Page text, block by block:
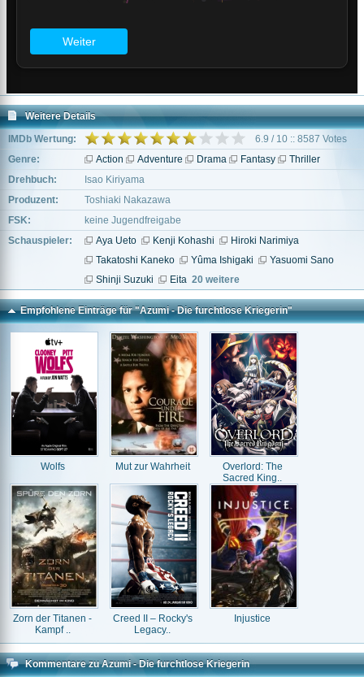
Weitere Details
IMDb Wertung:
6.9 / 10 :: 8587 Votes
Genre:
Action Adventure Drama Fantasy
Thriller
Drehbuch:
Isao Kiriyama
Produzent:
Toshiaki Nakazawa
FSK:
keine Jugendfreigabe
Schauspieler:
Aya Ueto Kenji Kohashi
Hiroki Narimiya
Takatoshi Kaneko
Yûma Ishigaki
Yasuomi Sano
Shinji Suzuki
Eita 20 weitere
Empfohlene Einträge für "Azumi - Die furchtlose Kriegerin"
Wolfs Mut zur Wahrheit
Overlord: The
Sacred King..
Zorn der Titanen -
Kampf ..
Creed II – Rocky's
Legacy..
Injustice
Kommentare zu Azumi - Die furchtlose Kriegerin